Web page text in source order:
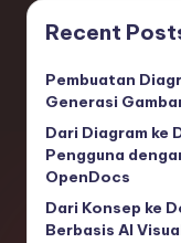
Recent
Pembuatan
Generasi
Dari Diagram ke
Pengguna
OpenDocs
Dari Konsep ke
Berbasis AI